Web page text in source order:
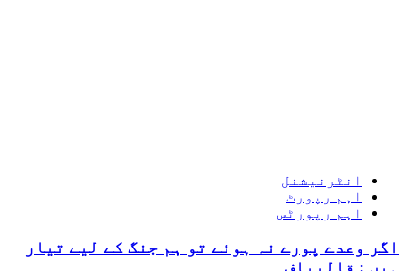
انٹرنیشنل
اہم رپورٹ
اہم رپورٹس
اگر وعدے پورے نہ ہوئے تو ہم جنگ کے لیے تیار
ہیں : قالیباف